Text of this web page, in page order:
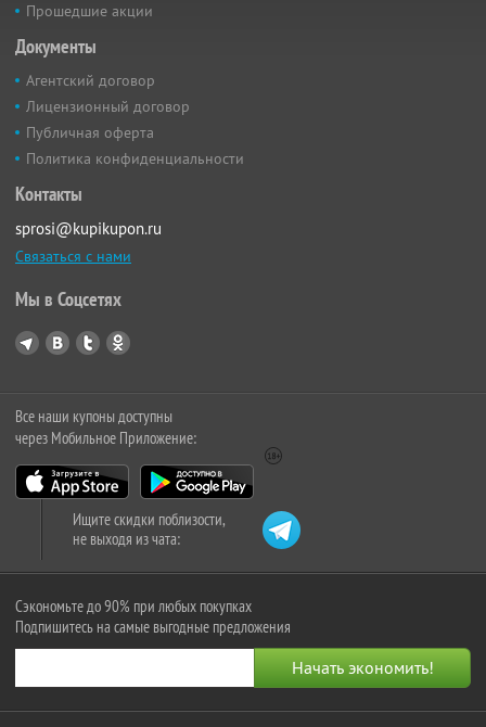
Прошедшие акции
Документы
Агентский договор
Лицензионный договор
Публичная оферта
Политика конфиденциальности
Контакты
sprosi@kupikupon.ru
Связаться с нами
Мы в Соцсетях
Все наши купоны доступны
через Мобильное Приложение:
Ищите скидки поблизости,
не выходя из чата:
Сэкономьте до 90% при любых покупках
Подпишитесь на самые выгодные предложения